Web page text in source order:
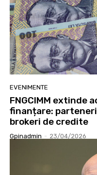
EVENIMENTE
FNGCIMM extinde
finanțare:
brokeri de credite
Gpinadmin - 23/04/2026